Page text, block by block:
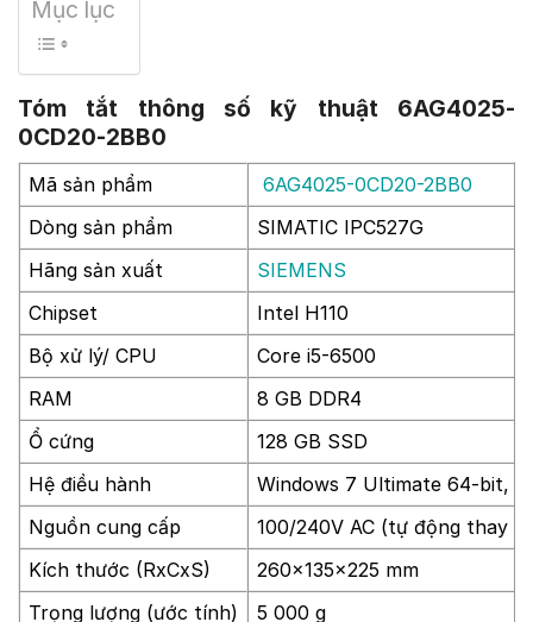
Mục lục
Tóm tắt thông số kỹ thuật 6AG4025-
0CD20-2BB0
Mã sản phẩm
6AG4025-0CD20-2BB0
Dòng sản phẩm
SIMATIC IPC527G
Hãng sản xuất
SIEMENS
Chipset
Intel H110
Bộ xử lý/ CPU
Core i5-6500
RAM
8 GB DDR4
Ổ cứng
128 GB SSD
Hệ điều hành
Windows 7 Ultimate 64-bit,
Nguồn cung cấp
100/240V AC (tự động thay
Kích thước (RxCxS)
260x135x225 mm
Trọng lượng (ước tính)
5 000 g